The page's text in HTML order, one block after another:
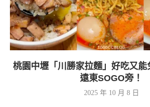
桃園中壢「川勝家拉麵」好吃又
遠東SOGO旁！
2025 年 10 月 8 日